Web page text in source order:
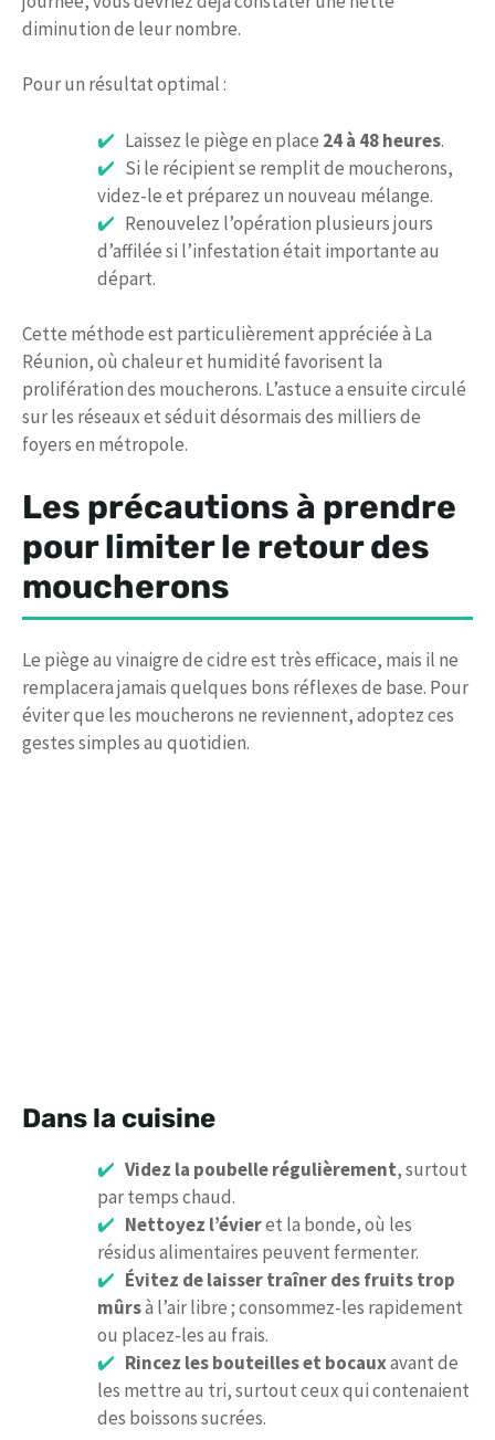
diminution de leur nombre.
Pour un résultat optimal :
Laissez le piège en place 24 à 48 heures.
Si le récipient se remplit de moucherons,
videz-le et préparez un nouveau mélange.
Renouvelez l’opération plusieurs jours
d’affilée si l’infestation était importante au
départ.
Cette méthode est particulièrement appréciée à La
Réunion, où chaleur et humidité favorisent la
prolifération des moucherons. L’astuce a ensuite circulé
sur les réseaux et séduit désormais des milliers de
foyers en métropole.
Les précautions à prendre
pour limiter le retour des
moucherons
Le piège au vinaigre de cidre est très efficace, mais il ne
remplacera jamais quelques bons réflexes de base. Pour
éviter que les moucherons ne reviennent, adoptez ces
gestes simples au quotidien.
Dans la cuisine
Videz la poubelle régulièrement, surtout
par temps chaud.
Nettoyez l’évieret la bonde, où les
résidus alimentaires peuvent fermenter.
Évitez de laisser traîner des fruits trop
mûrsà l’air libre ; consommez-les rapidement
ou placez-les au frais.
Rincez les bouteilles et bocauxavant de
les mettre au tri, surtout ceux qui contenaient
des boissons sucrées.